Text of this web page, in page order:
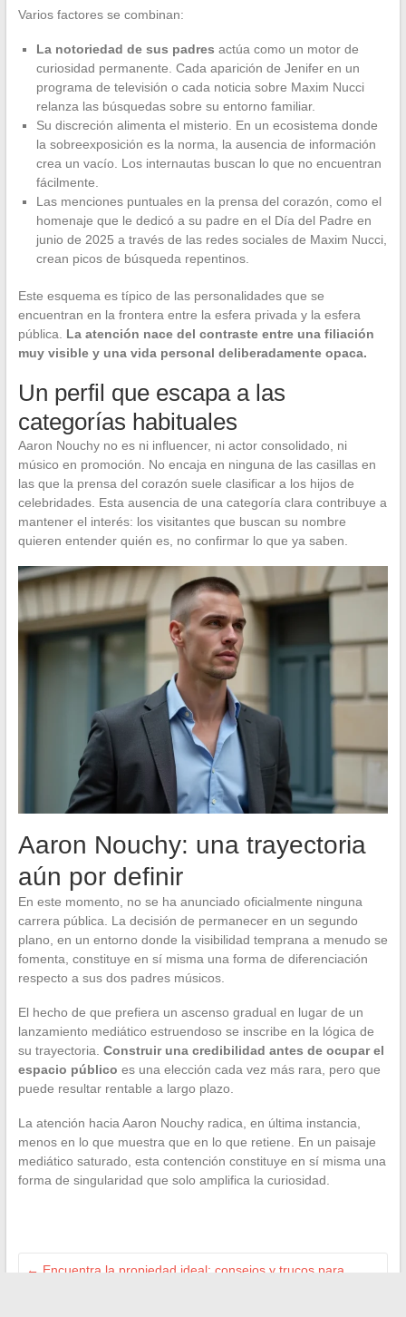
Varios factores se combinan:
La notoriedad de sus padres actúa como un motor de
curiosidad permanente. Cada aparición de Jenifer en un
programa de televisión o cada noticia sobre Maxim Nucci
relanza las búsquedas sobre su entorno familiar.
Su discreción alimenta el misterio. En un ecosistema donde
la sobreexposición es la norma, la ausencia de información
crea un vacío. Los internautas buscan lo que no encuentran
fácilmente.
Las menciones puntuales en la prensa del corazón, como el
homenaje que le dedicó a su padre en el Día del Padre en
junio de 2025 a través de las redes sociales de Maxim Nucci,
crean picos de búsqueda repentinos.
Este esquema es típico de las personalidades que se
encuentran en la frontera entre la esfera privada y la esfera
pública. La atención nace del contraste entre una filiación
muy visible y una vida personal deliberadamente opaca.
Un perfil que escapa a las
categorías habituales
Aaron Nouchy no es ni influencer, ni actor consolidado, ni
músico en promoción. No encaja en ninguna de las casillas en
las que la prensa del corazón suele clasificar a los hijos de
celebridades. Esta ausencia de una categoría clara contribuye a
mantener el interés: los visitantes que buscan su nombre
quieren entender quién es, no confirmar lo que ya saben.
Aaron Nouchy: una trayectoria
aún por definir
En este momento, no se ha anunciado oficialmente ninguna
carrera pública. La decisión de permanecer en un segundo
plano, en un entorno donde la visibilidad temprana a menudo se
fomenta, constituye en sí misma una forma de diferenciación
respecto a sus dos padres músicos.
El hecho de que prefiera un ascenso gradual en lugar de un
lanzamiento mediático estruendoso se inscribe en la lógica de
su trayectoria. Construir una credibilidad antes de ocupar el
espacio público es una elección cada vez más rara, pero que
puede resultar rentable a largo plazo.
La atención hacia Aaron Nouchy radica, en última instancia,
menos en lo que muestra que en lo que retiene. En un paisaje
mediático saturado, esta contención constituye en sí misma una
forma de singularidad que solo amplifica la curiosidad.
← Encuentra la propiedad ideal: consejos y trucos para